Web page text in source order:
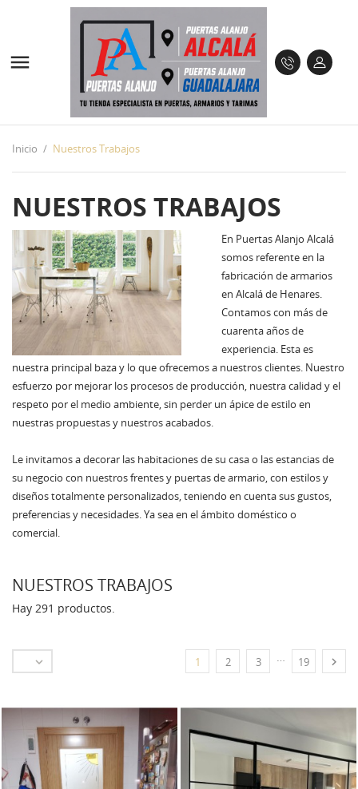

Inicio Nuestros Trabajos
NUESTROS TRABAJOS
En Puertas Alanjo Alcalá
somos referente en la
fabricación de armarios
en Alcalá de Henares.
Contamos con más de
cuarenta años de
experiencia. Esta es
nuestra principal baza y lo que ofrecemos a nuestros clientes. Nuestro
esfuerzo por mejorar los procesos de producción, nuestra calidad y el
respeto por el medio ambiente, sin perder un ápice de estilo en
nuestras propuestas y nuestros acabados.
Le invitamos a decorar las habitaciones de su casa o las estancias de
su negocio con nuestros frentes y puertas de armario, con estilos y
diseños totalmente personalizados, teniendo en cuenta sus gustos,
preferencias y necesidades. Ya sea en el ámbito doméstico o
comercial.
NUESTROS TRABAJOS
Hay 291 productos.
 1 2 3 … 19 